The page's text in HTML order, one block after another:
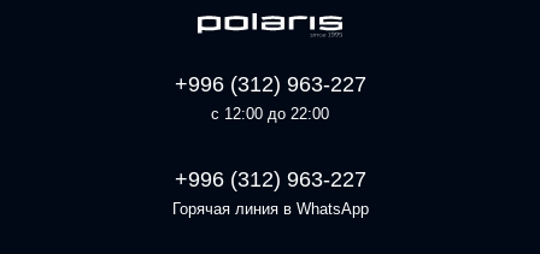
+996 (312) 963-227
с 12:00 до 22:00
+996 (312) 963-227
Горячая линия в WhatsApp